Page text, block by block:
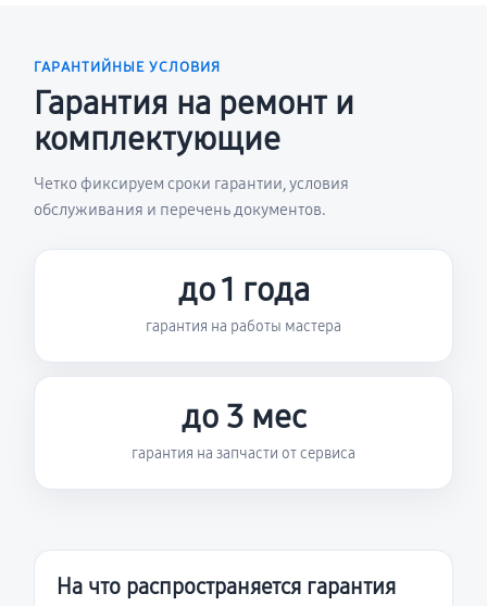
ГАРАНТИЙНЫЕ УСЛОВИЯ
Гарантия на ремонт и
комплектующие
Четко фиксируем сроки гарантии, условия
обслуживания и перечень документов.
до 1 года
гарантия на работы мастера
до 3 мес
гарантия на запчасти от сервиса
На что распространяется гарантия